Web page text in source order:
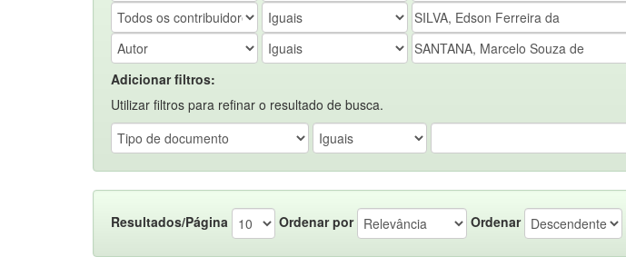
Adicionar filtros:
Utilizar filtros para refinar o resultado de busca.
Resultados/Página Ordenar por Ordenar